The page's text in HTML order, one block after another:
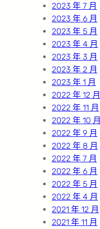
2023 年 7 月
2023 年 6 月
2023 年 5 月
2023 年 4 月
2023 年 3 月
2023 年 2 月
2023 年 1 月
2022 年 12 月
2022 年 11 月
2022 年 10 月
2022 年 9 月
2022 年 8 月
2022 年 7 月
2022 年 6 月
2022 年 5 月
2022 年 4 月
2021 年 12 月
2021 年 11 月